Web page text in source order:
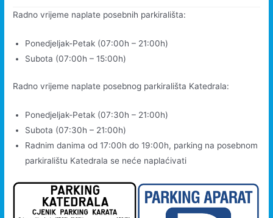
Radno vrijeme naplate posebnih parkirališta:
Ponedjeljak-Petak (07:00h – 21:00h)
Subota (07:00h – 15:00h)
Radno vrijeme naplate posebnog parkirališta Katedrala:
Ponedjeljak-Petak (07:30h – 21:00h)
Subota (07:30h – 21:00h)
Radnim danima od 17:00h do 19:00h, parking na posebnom
parkiralištu Katedrala se neće naplaćivati